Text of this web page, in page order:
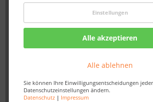
Einstellungen
Alle akzeptieren
Alle ablehnen
Sie können Ihre Einwilligungsentscheidungen
Datenschutzeinstellungen ändern.
Datenschutz| Impressum